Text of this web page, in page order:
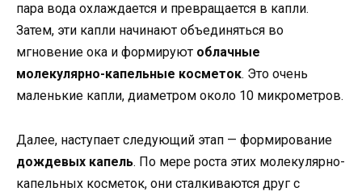
пара вода охлаждается и превращается в капли.
Затем, эти капли начинают объединяться во
мгновение ока и формируют облачные
молекулярно-капельные косметок. Это очень
маленькие капли, диаметром около 10 микрометров.
Далее, наступает следующий этап — формирование
дождевых капель. По мере роста этих молекулярно-
капельных косметок, они сталкиваются друг с